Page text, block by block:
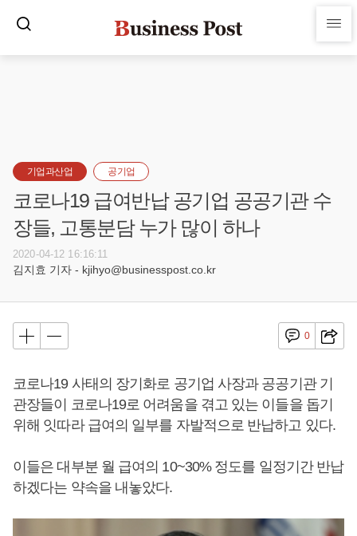
기업과산업 공기업
코로나19 급여반납 공기업 공공기관 수
장들, 고통분담 누가 많이 하나
2020-04-12 16:16:11
김지효 기자 - kjihyo@businesspost.co.kr
0
코로나19 사태의 장기화로 공기업 사장과 공공기관 기
관장들이 코로나19로 어려움을 겪고 있는 이들을 돕기
위해 잇따라 급여의 일부를 자발적으로 반납하고 있다.
이들은 대부분 월 급여의 10~30% 정도를 일정기간 반납
하겠다는 약속을 내놓았다.